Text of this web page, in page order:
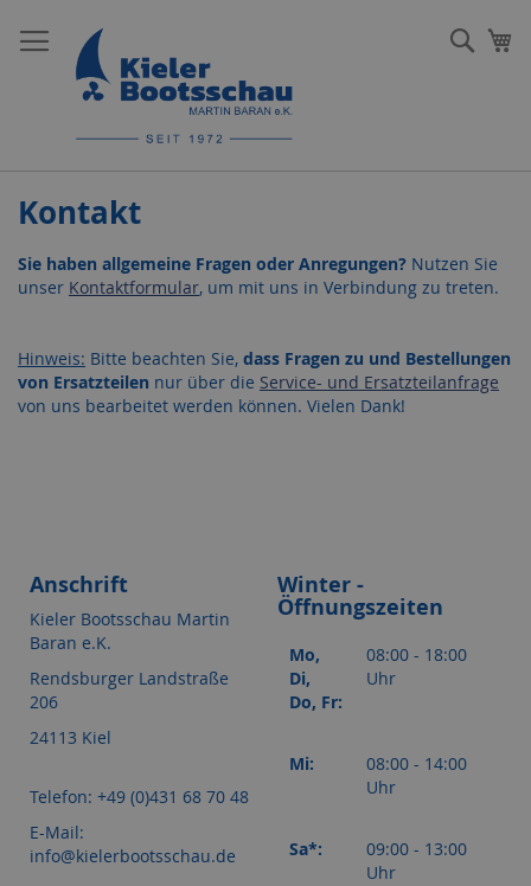
zum
Inhalt
Kontakt
Sie haben allgemeine Fragen oder Anregungen? Nutzen Sie
unser Kontaktformular, um mit uns in Verbindung zu treten.
Hinweis: Bitte beachten Sie, dass Fragen zu und Bestellungen
von Ersatzteilen nur über die Service- und Ersatzteilanfrage
von uns bearbeitet werden können. Vielen Dank!
Anschrift
Kieler Bootsschau Martin
Baran e.K.
Rendsburger Landstraße
206
24113 Kiel
Telefon: +49 (0)431 68 70 48
E-Mail:
info@kielerbootsschau.de
Winter -
Öffnungszeiten
Mo,
Di,
Do, Fr:
08:00 - 18:00
Uhr
Mi:
08:00 - 14:00
Uhr
Sa*:
09:00 - 13:00
Uhr